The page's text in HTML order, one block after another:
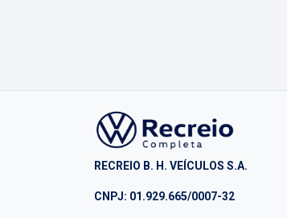
RECREIO B. H. VEÍCULOS S.A.
CNPJ: 01.929.665/0007-32